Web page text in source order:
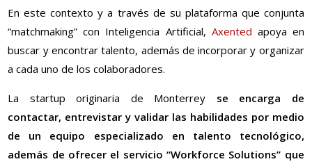
En este contexto y a través de su plataforma que conjunta
“matchmaking” con Inteligencia Artificial, Axented apoya en
buscar y encontrar talento, además de incorporar y organizar
a cada uno de los colaboradores.
La startup originaria de Monterrey se encarga de
contactar, entrevistar y validar las habilidades por medio
de un equipo especializado en talento tecnológico,
además de ofrecer el servicio “Workforce Solutions” que